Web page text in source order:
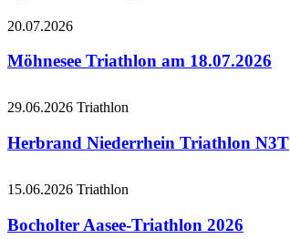
20.07.2026
Möhnesee Triathlon am 18.07.2026
29.06.2026 Triathlon
Herbrand Niederrhein Triathlon N3T
15.06.2026 Triathlon
Bocholter Aasee-Triathlon 2026